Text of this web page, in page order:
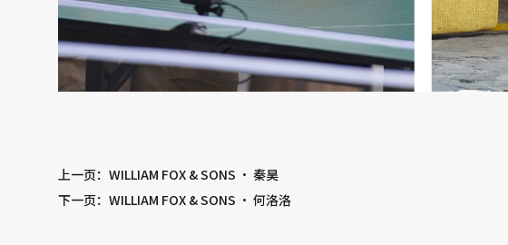
上一页：WILLIAM FOX & SONS · 秦昊
下一页：WILLIAM FOX & SONS · 何洛洛